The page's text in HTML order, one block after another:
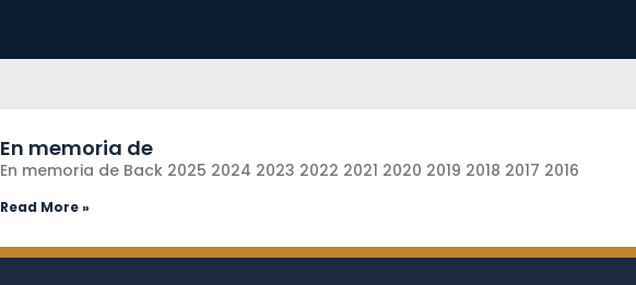
En memoria de​
En memoria de​ Back 2025 2024 2023 2022 2021 2020 2019 2018 2017 2016
Read More »